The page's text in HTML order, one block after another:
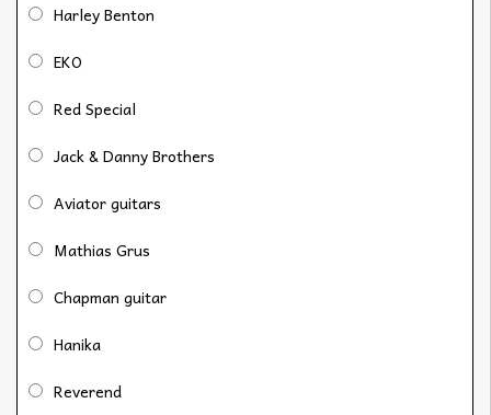
Harley Benton
EKO
Red Special
Jack & Danny Brothers
Aviator guitars
Mathias Grus
Chapman guitar
Hanika
Reverend